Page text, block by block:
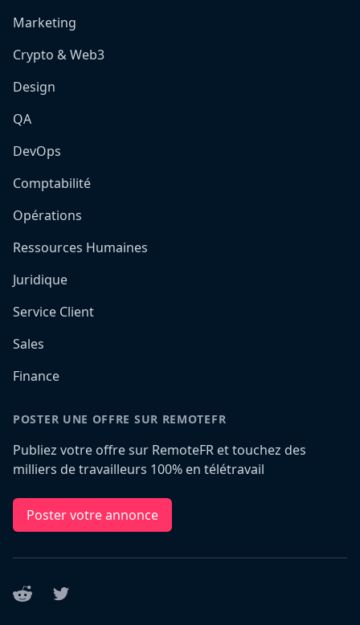
Marketing
Crypto & Web3
Design
QA
DevOps
Comptabilité
Opérations
Ressources Humaines
Juridique
Service Client
Sales
Finance
POSTER UNE OFFRE SUR REMOTEFR
Publiez votre offre sur RemoteFR et touchez des
milliers de travailleurs 100% en télétravail
Poster votre annonce
Reddit Twitter